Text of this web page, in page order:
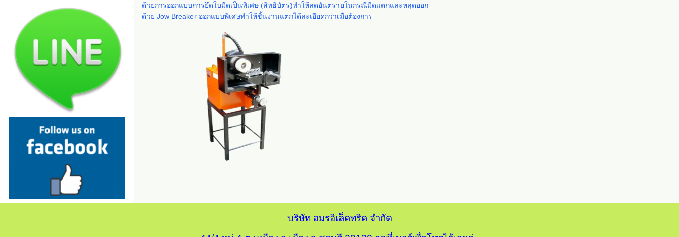
ด้วยการออกแบบการยึดใบมีดเป็นพิเศษ (สิทธิบัตร)ทำให้ลดอันตรายในกรณีมีดแตกและหลุดออก
ด้วย Jow Breaker ออกแบบพิเศษทำให้ชิ้นงานแตกได้ละเอียดกว่าเมื่อต้องการ
บริษัท อมรอิเล็คทริค จำกัด